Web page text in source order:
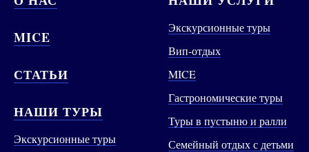
MICE
СТАТЬИ
НАШИ ТУРЫ
Экскурсионные туры
Экскурсионные туры
Вип-отдых
MICE
Гастрономические туры
Туры в пустыню и ралли
Семейный отдых с детьми